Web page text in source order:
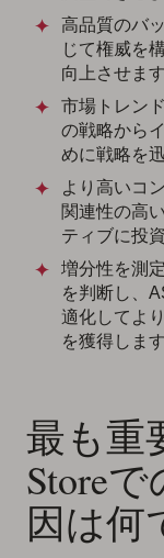
高品質のバ
じて権威を
向上させます
市場トレン
の戦略から
めに戦略を
より高いコ
関連性の高
ティブに投
増分性を測
を判断し、
適化してよ
を獲得します
最も重
Store
因は何